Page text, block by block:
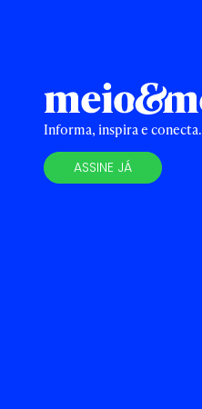
Informa, inspira e conecta.
ASSINE JÁ